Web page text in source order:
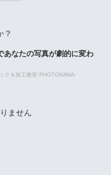
？
あなたの写真が劇的に変わ
ク＆加工教室-PHOTONANA-
ません